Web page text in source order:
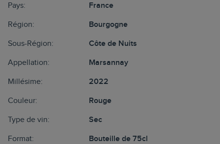
Pays: France
Région: Bourgogne
Sous-Région: Côte de Nuits
Appellation: Marsannay
Millésime: 2022
Couleur: Rouge
Type de vin: Sec
Format: Bouteille de 75cl